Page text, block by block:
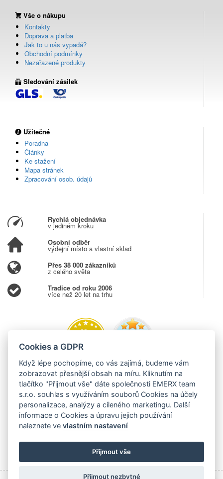
Vše o nákupu
Kontakty
Doprava a platba
Jak to u nás vypadá?
Obchodní podmínky
Nezařazené produkty
Sledování zásilek
Užitečné
Poradna
Články
Ke stažení
Mapa stránek
Zpracování osob. údajů
Rychlá objednávka
v jediném kroku
Osobní odběr
výdejní místo a vlastní sklad
Přes 38 000 zákazníků
z celého světa
Tradice od roku 2006
více než 20 let na trhu
Cookies a GDPR
Když lépe pochopíme, co vás zajímá, budeme vám
zobrazovat přesnější obsah na míru. Kliknutím na
tlačítko "Přijmout vše" dáte společnosti EMERX team
s.r.o. souhlas s využíváním souborů Cookies na účely
personalizace, analýzy a cíleného marketingu. Další
informace o Cookies a úpravu jejich používání
naleznete vevlastním nastavení
Přijmout vše
Přijmout nezbytné